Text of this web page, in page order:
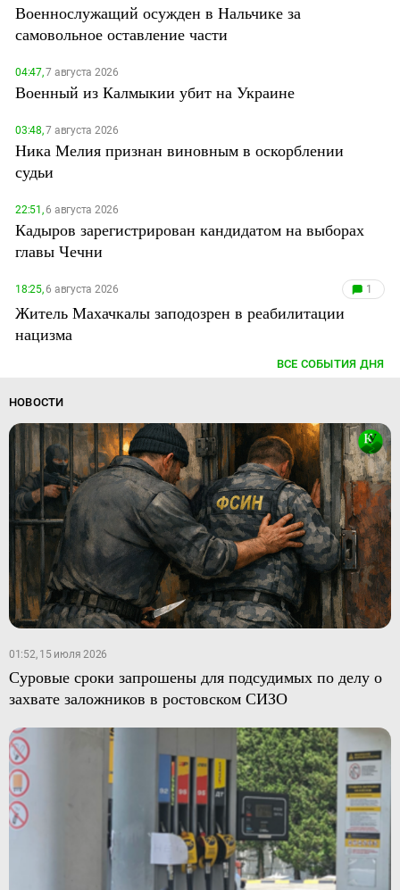
Военнослужащий осужден в Нальчике за
самовольное оставление части
04:47,7 августа 2026
Военный из Калмыкии убит на Украине
03:48,7 августа 2026
Ника Мелия признан виновным в оскорблении
судьи
22:51,6 августа 2026
Кадыров зарегистрирован кандидатом на выборах
главы Чечни
18:25,6 августа 2026 1
Житель Махачкалы заподозрен в реабилитации
нацизма
ВСЕ СОБЫТИЯ ДНЯ
НОВОСТИ
01:52, 15 июля 2026
Суровые сроки запрошены для подсудимых по делу о
захвате заложников в ростовском СИЗО